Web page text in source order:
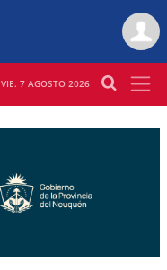
VIE. 7 AGOSTO 2026